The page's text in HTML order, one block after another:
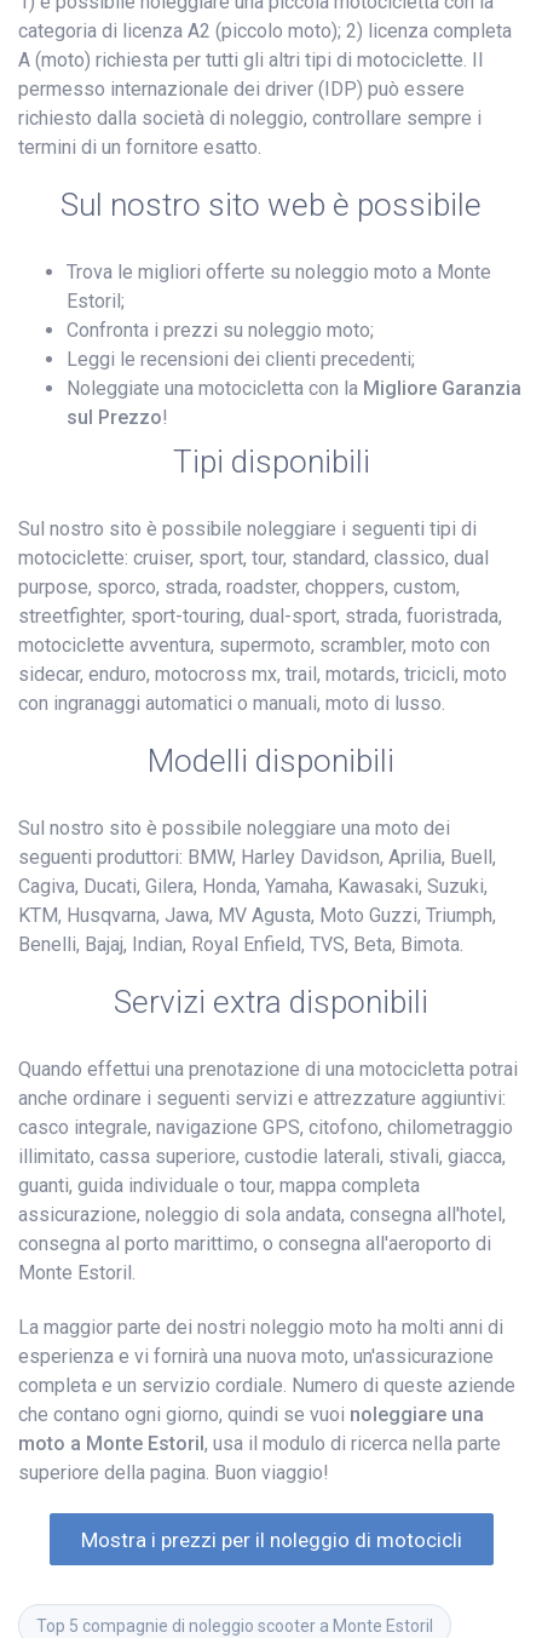
categoria di licenza A2 (piccolo moto); 2) licenza completa
A (moto) richiesta per tutti gli altri tipi di motociclette. Il
permesso internazionale dei driver (IDP) può essere
richiesto dalla società di noleggio, controllare sempre i
termini di un fornitore esatto.
Sul nostro sito web è possibile
Trova le migliori offerte su noleggio moto a Monte
Estoril;
Confronta i prezzi su noleggio moto;
Leggi le recensioni dei clienti precedenti;
Noleggiate una motocicletta con la Migliore Garanzia
sul Prezzo!
Tipi disponibili
Sul nostro sito è possibile noleggiare i seguenti tipi di
motociclette: cruiser, sport, tour, standard, classico, dual
purpose, sporco, strada, roadster, choppers, custom,
streetfighter, sport-touring, dual-sport, strada, fuoristrada,
motociclette avventura, supermoto, scrambler, moto con
sidecar, enduro, motocross mx, trail, motards, tricicli, moto
con ingranaggi automatici o manuali, moto di lusso.
Modelli disponibili
Sul nostro sito è possibile noleggiare una moto dei
seguenti produttori: BMW, Harley Davidson, Aprilia, Buell,
Cagiva, Ducati, Gilera, Honda, Yamaha, Kawasaki, Suzuki,
KTM, Husqvarna, Jawa, MV Agusta, Moto Guzzi, Triumph,
Benelli, Bajaj, Indian, Royal Enfield, TVS, Beta, Bimota.
Servizi extra disponibili
Quando effettui una prenotazione di una motocicletta potrai
anche ordinare i seguenti servizi e attrezzature aggiuntivi:
casco integrale, navigazione GPS, citofono, chilometraggio
illimitato, cassa superiore, custodie laterali, stivali, giacca,
guanti, guida individuale o tour, mappa completa
assicurazione, noleggio di sola andata, consegna all'hotel,
consegna al porto marittimo, o consegna all'aeroporto di
Monte Estoril.
La maggior parte dei nostri noleggio moto ha molti anni di
esperienza e vi fornirà una nuova moto, un'assicurazione
completa e un servizio cordiale. Numero di queste aziende
che contano ogni giorno, quindi se vuoi noleggiare una
moto a Monte Estoril, usa il modulo di ricerca nella parte
superiore della pagina. Buon viaggio!
Mostra i prezzi per il noleggio di motocicli
Top 5 compagnie di noleggio scooter a Monte Estoril